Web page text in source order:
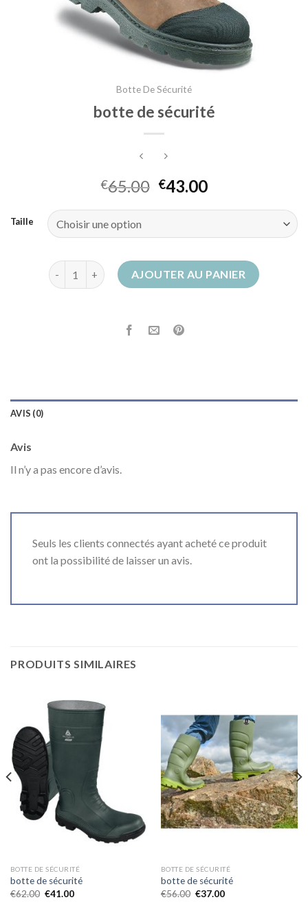
Botte De Sécurité
botte de sécurité
€65.00 €43.00
Taille
quantité de botte de sécuritéAJOUTER AU PANIER
AVIS (0)
Avis
Il n’y a pas encore d’avis.
Seuls les clients connectés ayant acheté ce produit
ont la possibilité de laisser un avis.
PRODUITS SIMILAIRES
BOTTE DE SÉCURITÉ
botte de sécurité
€62.00 €41.00
BOTTE DE SÉCURITÉ
botte de sécurité
€56.00 €37.00